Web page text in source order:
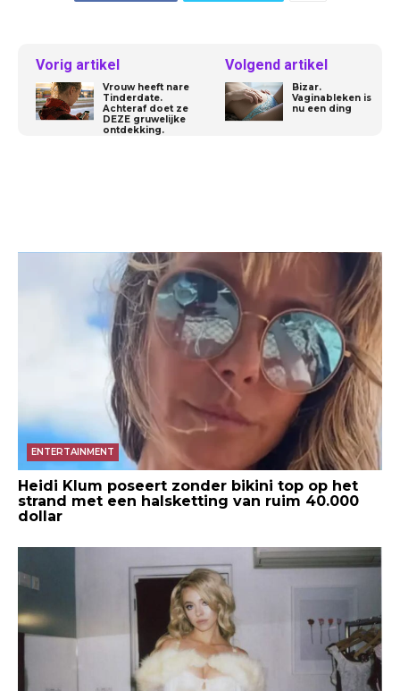
Vorig artikel
Vrouw heeft nare
Tinderdate.
Achteraf doet ze
DEZE gruwelijke
ontdekking.
Volgend artikel
Bizar.
Vaginableken is
nu een ding
ENTERTAINMENT
Heidi Klum poseert zonder bikini top op het
strand met een halsketting van ruim 40.000
dollar